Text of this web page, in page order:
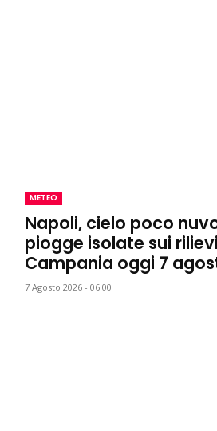
METEO
Napoli, cielo poco
piogge isolate sui
Campania oggi 7
7 Agosto 2026 - 06:00